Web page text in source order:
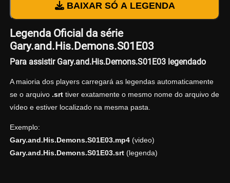
BAIXAR SÓ A LEGENDA
Legenda Oficial da série
Gary.and.His.Demons.S01E03
Para assistir Gary.and.His.Demons.S01E03 legendado
A maioria dos players carregará as legendas automaticamente
se o arquivo .srttiver exatamente o mesmo nome do arquivo de
vídeo e estiver localizado na mesma pasta.
Exemplo:
Gary.and.His.Demons.S01E03.mp4(video)
Gary.and.His.Demons.S01E03.srt(legenda)